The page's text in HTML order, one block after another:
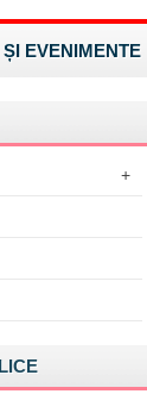
EVENIMENTE
+